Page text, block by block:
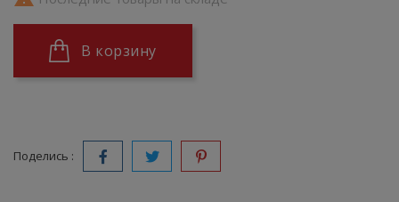
В корзину
Поделись :